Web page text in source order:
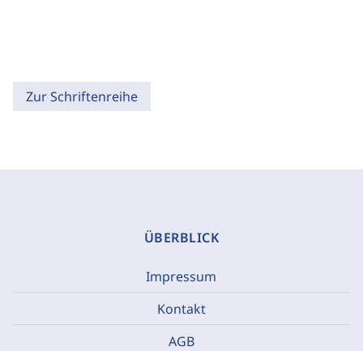
Zur Schriftenreihe
ÜBERBLICK
Impressum
Kontakt
AGB